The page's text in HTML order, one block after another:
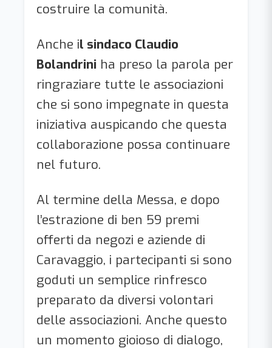
costruire la comunità.
Anche il sindaco Claudio
Bolandrini ha preso la parola per
ringraziare tutte le associazioni
che si sono impegnate in questa
iniziativa auspicando che questa
collaborazione possa continuare
nel futuro.
Al termine della Messa, e dopo
l’estrazione di ben 59 premi
offerti da negozi e aziende di
Caravaggio, i partecipanti si sono
goduti un semplice rinfresco
preparato da diversi volontari
delle associazioni. Anche questo
un momento gioioso di dialogo,